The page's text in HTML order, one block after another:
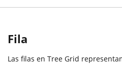
Fila
Las filas en Tree Grid